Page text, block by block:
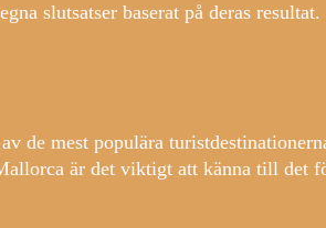
slutsatser baserat på deras resultat.
de mest populära
är det viktigt att känna till det